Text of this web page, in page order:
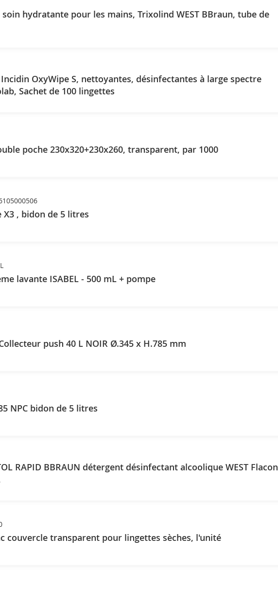
soin hydratante pour les mains, Trixolind WEST BBraun, tube de
OxyWipe S, nettoyantes, désinfectantes à large spectre
Sachet de 100 lingettes
poche 230x320+230x260, transparent, par 1000
X3 , bidon de 5 litres
lavante ISABEL - 500 mL + pompe
push 40 L NOIR Ø.345 x H.785 mm
NPC bidon de 5 litres
RAPID BBRAUN détergent désinfectant alcoolique WEST Flacon
couvercle transparent pour lingettes sèches, l'unité